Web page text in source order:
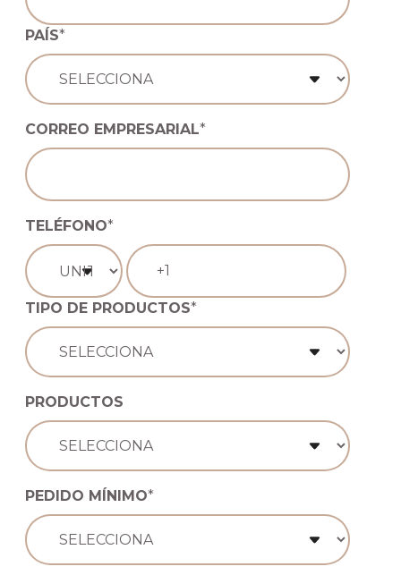
PAÍS*
CORREO EMPRESARIAL*
TELÉFONO*
TIPO DE PRODUCTOS*
PRODUCTOS
PEDIDO MÍNIMO*